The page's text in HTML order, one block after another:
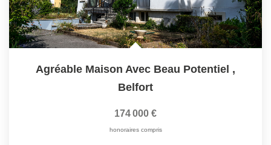
Agréable Maison Avec Beau Potentiel ,
Belfort
174 000 €
honoraires compris